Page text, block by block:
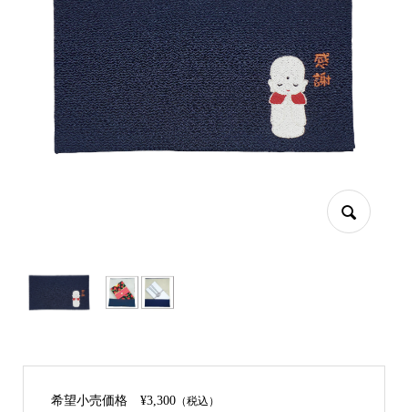
希望小売価格 ¥3,300（税込）